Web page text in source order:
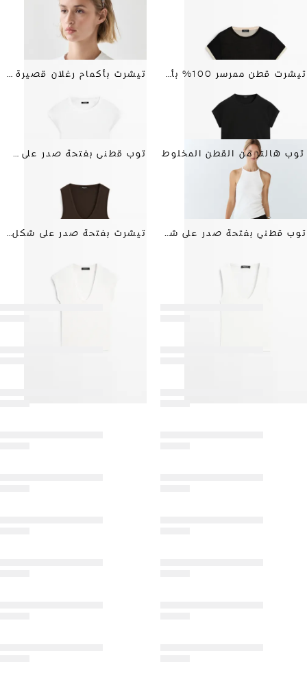
تيشرت قطن ممرسر 100% بأكمام قصيرة تيشرت بأكمام رغلان قصيرة من القطن 100%
توب هالتر من القطن المخلوط توب قطني بفتحة صدر على شكل V
توب قطني بفتحة صدر على شكل V تيشرت بفتحة صدر على شكل V